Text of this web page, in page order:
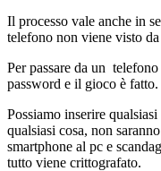
Il processo vale anche in
telefono non viene visto
Per passare da un
password e il gioco è fatto.
Possiamo inserire
qualsiasi cosa, non
smartphone al pc e
tutto viene crittografato.